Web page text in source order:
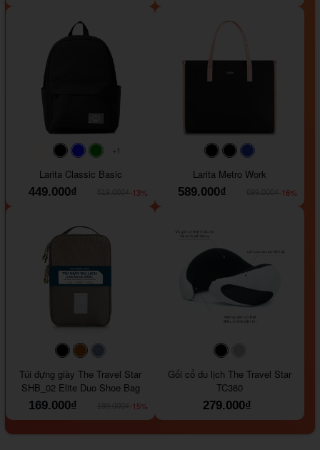
#faf0e6
#000000#0000FF#008000
+1
Larita Classic Basic
449.000₫
-13%
#000000#000000
Larita Metro Work
589.000₫
-16%
#000000#964B00
Túi đựng giày The Travel Star
SHB_02 Elite Duo Shoe Bag
169.000₫
-15%
#000000
Gối cổ du lịch The Travel Star
TC360
279.000₫